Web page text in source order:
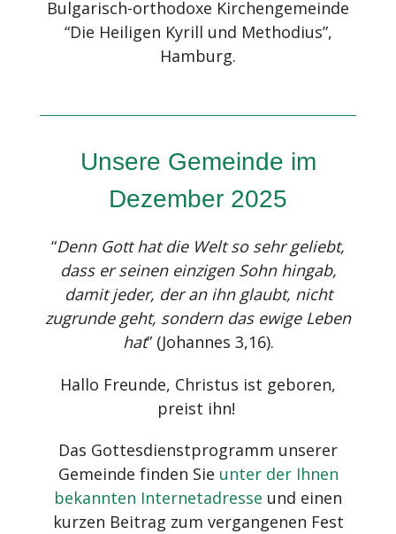
Bulgarisch-orthodoxe Kirchengemeinde
“Die Heiligen Kyrill und Methodius”,
Hamburg.
Unsere Gemeinde im
Dezember 2025
“Denn Gott hat die Welt so sehr geliebt,
dass er seinen einzigen Sohn hingab,
damit jeder, der an ihn glaubt, nicht
zugrunde geht, sondern das ewige Leben
hat” (Johannes 3,16).
Hallo Freunde, Christus ist geboren,
preist ihn!
Das Gottesdienstprogramm unserer
Gemeinde finden Sie unter der Ihnen
bekannten Internetadresse und einen
kurzen Beitrag zum vergangenen Fest